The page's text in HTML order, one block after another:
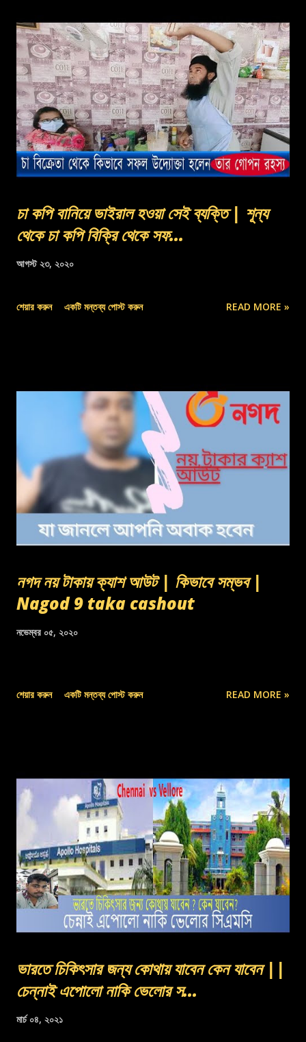
চা কপি বানিয়ে ভাইরাল হওয়া সেই ব্যক্তি | শূন্য
থেকে চা কপি বিক্রি থেকে সফ...
আগস্ট ২৩, ২০২০
শেয়ার করুন একটি মন্তব্য পোস্ট করুন READ MORE »
নগদ নয় টাকায় ক্যাশ আউট | কিভাবে সম্ভব |
Nagod 9 taka cashout
নভেম্বর ০৫, ২০২০
শেয়ার করুন একটি মন্তব্য পোস্ট করুন READ MORE »
ভারতে চিকিৎসার জন্য কোথায় যাবেন কেন যাবেন ||
চেন্নাই এপোলো নাকি ভেলোর স...
মার্চ ০৪, ২০২১